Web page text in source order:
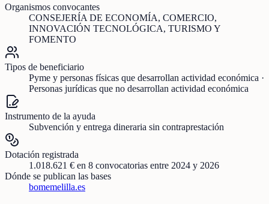
Organismos convocantes
CONSEJERÍA DE ECONOMÍA, COMERCIO,
INNOVACIÓN TECNOLÓGICA, TURISMO Y
FOMENTO
Tipos de beneficiario
Pyme y personas físicas que desarrollan actividad económica ·
Personas jurídicas que no desarrollan actividad económica
Instrumento de la ayuda
Subvención y entrega dineraria sin contraprestación
Dotación registrada
1.018.621 € en 8 convocatorias entre 2024 y 2026
Dónde se publican las bases
bomemelilla.es